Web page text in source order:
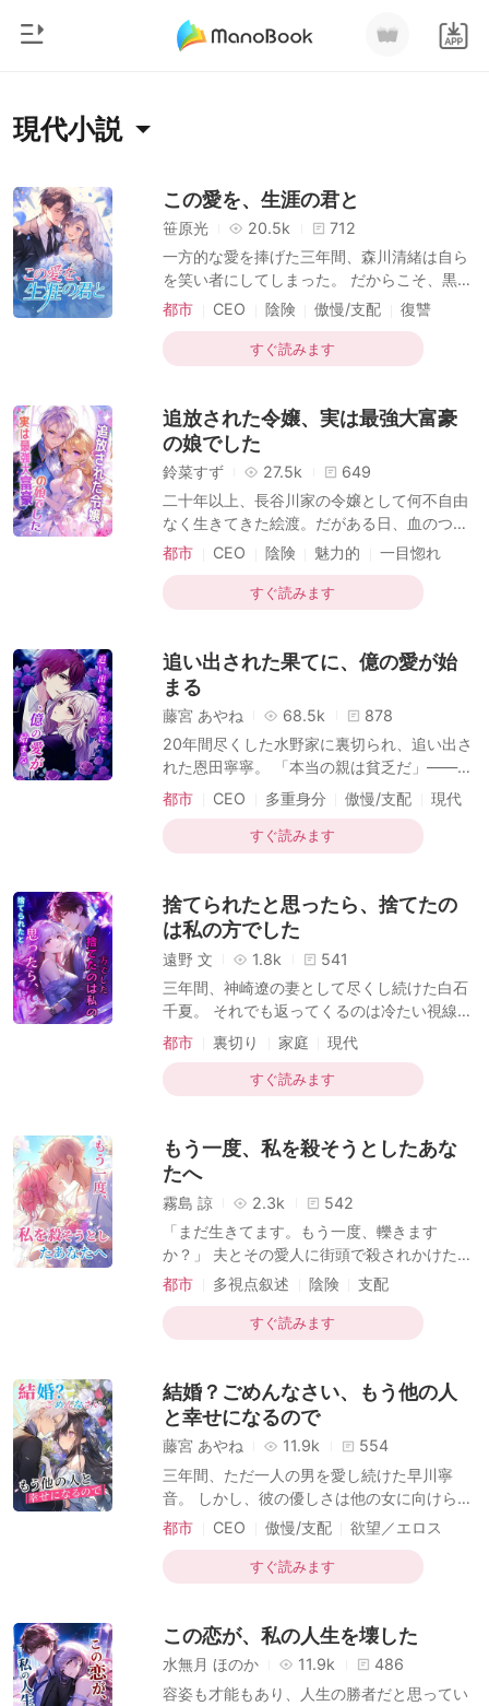
閲覧履歴
ログアウトします
ホームページ
都市
恋愛
人狼
月ランキング
短編傑作
現代小説
この愛を、生涯の君と
笹原光 20.5k
712
一方的な愛を捧げた三年間、森川清緒は自ら
を笑い者にしてしまった。 だからこそ、黒田
玄也に「仕事か離婚か」という二者択一を迫
んだのだ。彼女は決意した。かつての理性的
で、美貌と才気を兼ね備えた「森川医薬」の
黒田玄也は、一族郎党を引き連れて復縁を懇
願しに跪くこととなる。 しかし、森川清緒の
背後は規格外だった。実父は財界の覇者、実
表と裏の世界に顔が利き妹を溺愛する腹黒社
長、そして弟は芸能界のドン。 そうそう……
もう一人。「芸能界で真面目にやらなければ
実家の千億の遺産を継がせる」と脅
都市 CEO 陰険 傲慢/支配
復讐
離婚
現代
すぐ読みます
追放された令嬢、実は最強大富豪
の娘でした
鈴菜すず 27.5k
649
二十年以上、長谷川家の令嬢として何不自由
なく生きてきた絵渡。だがある日、血のつな
がりはないと突きつけられ、本当の令嬢に陥
間に、街中の笑い者となった。 絵渡は背を向
けて農民の両親の家へ戻ったが、次の瞬間、
の本当の父親であり、城一の大富豪だった。
兄たちはそれぞれの世界で頂点を極めた天
才。 小柄な彼女を、家族は惜しみなく愛し守
った。 しかしやがて知る――この妹は、ただ
の令嬢ではなかった。 伝説級ハッカーも、最
高峰のレシピ開発者も、舞踊界のカリスマも
――すべて彼女。 そして後日、出会
都市 CEO 陰険 魅力的
一目惚れ
現代
すぐ読みます
追い出された果てに、億の愛が始
まる
藤宮 あやね 68.5k
878
20年間尽くした水野家に裏切られ、追い出さ
れた恩田寧寧。 「本当の親は貧乏だ」——そ
う思われていたが、その実態は海城一の名
門。 億単位の小遣いに、百着のドレスと宝
石、そして溺愛されるお嬢様生活。 彼女を侮
っていた“元・家族”たちは、次々と彼女の真
エンジニア、F1級のレーサー！？ そんな彼女
を捨てた元婚約者が、なぜか突然「やっぱり
好きだ」と告白？ でももう遅い——“本物の
兄”とのお見合いが始まってるのだから。
都市 CEO 多重身分 傲慢/支配 現代
すぐ読みます
捨てられたと思ったら、捨てたの
は私の方でした
遠野 文 1.8k
541
三年間、神崎遼の妻として尽くし続けた白石
千夏。 それでも返ってくるのは冷たい視線
と、彼の“白月光”への未練だけだった。 限界
を超えたその日、彼女は静かに言った——
「離婚しましょう」 そして数日後、酒場で祝
杯をあげる彼女の隣には、見知らぬ若い男の
度は彼の番——「取り戻したい？でももう、
遅いのよ。」
都市 裏切り 家庭 現代
すぐ読みます
もう一度、私を殺そうとしたあな
たへ
霧島 諒 2.3k
542
「まだ生きてます。もう一度、轢きます
か？」 夫とその愛人に街頭で殺されかけた有
栖川朱音。 婚姻生活は虚構、罪まで押しつけ
だが、彼女は生きていた。 そして、離婚と同
時に、今度はこの街で最も冷酷で美しい男と
ちを、彼と共に叩き潰すこと。 なのにその男
が囁く。「偽装のつもりだったけど、本気で
もいい？」 地獄から這い上がった彼女の、極
都市 多視点叙述 陰険
支配
無理やりの恋
現代
すぐ読みます
結婚？ごめんなさい、もう他の人
と幸せになるので
藤宮 あやね 11.9k
554
三年間、ただ一人の男を愛し続けた早川寧
音。 しかし、彼の優しさは他の女に向けられ
ていた。 「この想いは、きっと届く」——そ
は街を去り、全てを捨てた。 三年後、華やか
に生まれ変わった寧音の隣には、別の男性
縋るように告げた。「結婚しよう」 だが彼女
は微笑みながら言う。「もう遅いわ。私は…
都市 CEO 傲慢/支配
欲望／エロス
ロマンス
現代
すぐ読みます
この恋が、私の人生を壊した
水無月 ほのか 11.9k
486
容姿も才能もあり、人生の勝者だと思ってい